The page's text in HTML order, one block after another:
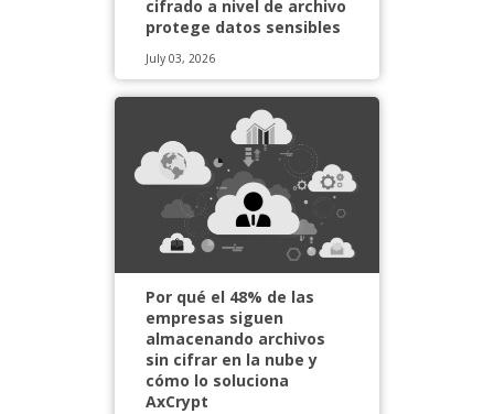
cifrado a nivel de archivo
protege datos sensibles
July 03, 2026
Por qué el 48% de las
empresas siguen
almacenando archivos
sin cifrar en la nube y
cómo lo soluciona
AxCrypt